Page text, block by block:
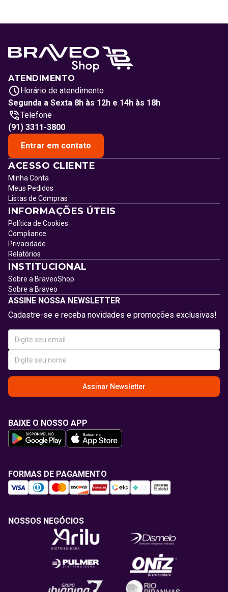
ATENDIMENTO
Horário de atendimento
Segunda a Sexta 8h às 12h e 14h às 18h
Telefone
(91) 3311-3800
Entrar em contato
ACESSO CLIENTE
Minha Conta
Meus Pedidos
Listas de Compras
INFORMAÇÕES ÚTEIS
Política de Cookies
Compliance
Privacidade
Relatórios
INSTITUCIONAL
Sobre a BraveoShop
Sobre a Braveo
ASSINE NOSSA NEWSLETTER
Cadastre-se e receba novidades e promoções exclusivas!
Assinar Newsletter
BAIXE O NOSSO APP
FORMAS DE PAGAMENTO
NOSSOS NEGÓCIOS